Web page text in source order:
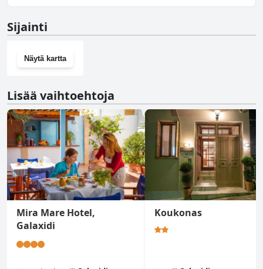
Sijainti
Näytä kartta
Lisää vaihtoehtoja
Mira Mare Hotel,
Galaxidi
Koukonas